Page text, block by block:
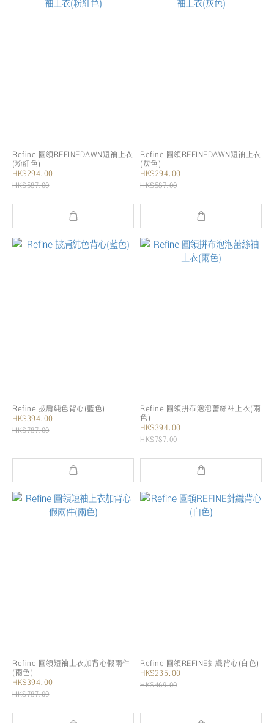
Refine 圓領REFINEDAWN短袖上衣
(粉紅色)
HK$294.00
HK$587.00
Refine 圓領REFINEDAWN短袖上衣
(灰色)
HK$294.00
HK$587.00
Refine 披肩純色背心(藍色)
HK$394.00
HK$787.00
Refine 圓領拼布泡泡蕾絲袖上衣(兩
色)
HK$394.00
HK$787.00
Refine 圓領短袖上衣加背心假兩件
(兩色)
HK$394.00
HK$787.00
Refine 圓領REFINE針織背心(白色)
HK$235.00
HK$469.00